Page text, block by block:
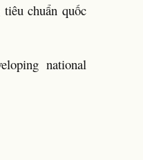
chuẩn quốc
national